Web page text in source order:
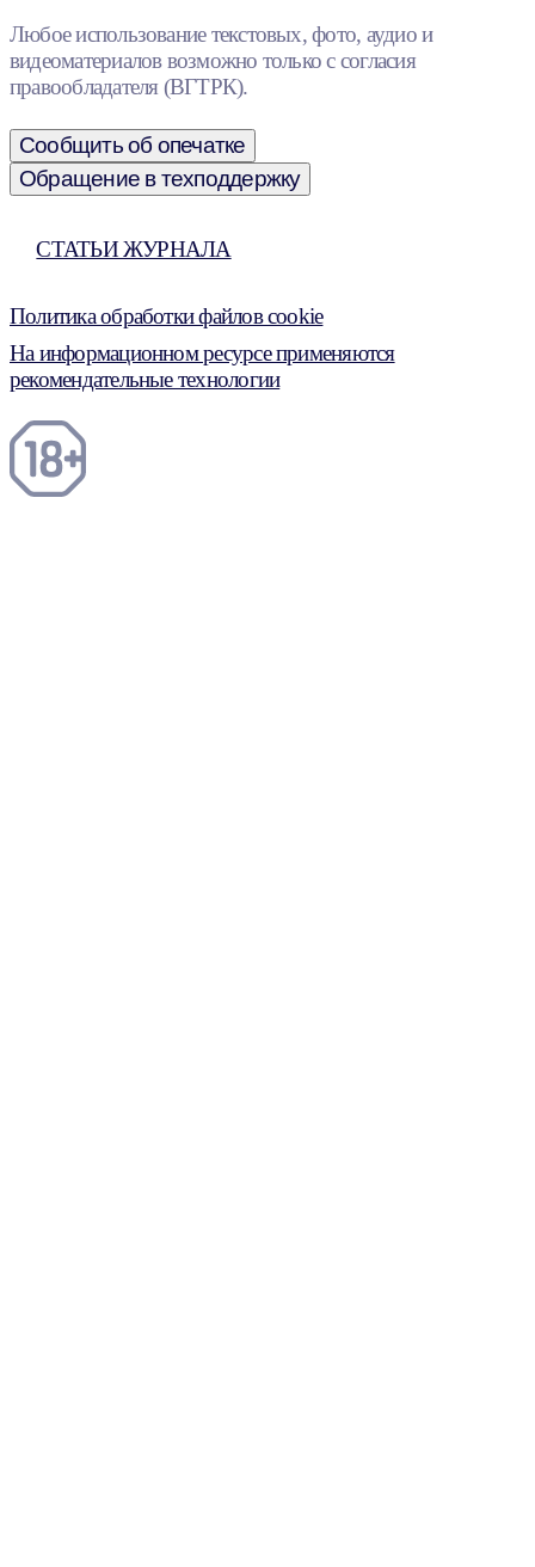
Любое использование текстовых, фото, аудио и
видеоматериалов возможно только с согласия
правообладателя (ВГТРК).
Сообщить об опечатке
Обращение в техподдержку
СТАТЬИ ЖУРНАЛА
Политика обработки файлов cookie
На информационном ресурсе применяются
рекомендательные технологии